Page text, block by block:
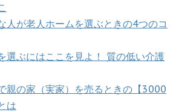
人が老人ホームを選ぶときの4つのコ
選ぶにはここを見よ！ 質の低い介護
親の家（実家）を売るときの【3000
は